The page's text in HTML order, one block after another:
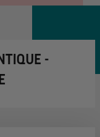
-